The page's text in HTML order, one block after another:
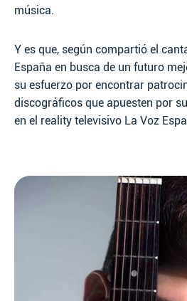
música.
Y es que, según compartió el
España en busca de un futuro
su esfuerzo por encontrar
discográficos que apuesten por
en el reality televisivo La Voz